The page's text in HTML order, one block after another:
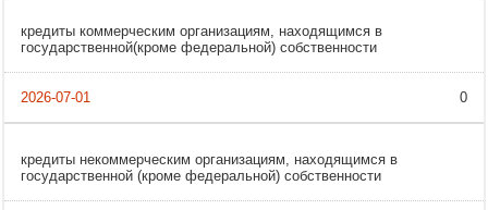
кредиты коммерческим организациям, находящимся в
государственной(кроме федеральной) собственности
0
кредиты некоммерческим организациям, находящимся в
государственной (кроме федеральной) собственности